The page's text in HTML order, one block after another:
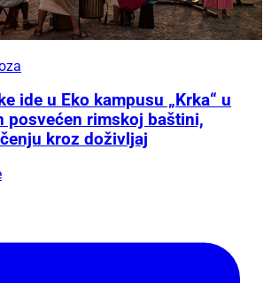
ide u Eko kampusu „Krka“ u
posvećen rimskoj baštini,
kroz doživljaj